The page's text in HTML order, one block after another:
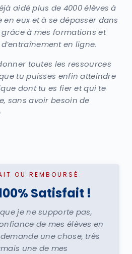
aidé plus de 4000 élèves à
eux et à se dépasser dans
à mes formations et
en ligne.
toutes les ressources
tu puisses enfin atteindre
dont tu es fier et qui te
sans avoir besoin de
OU REMBOURSÉ
Satisfait !
je ne supporte pas,
de mes élèves en
une chose, très
une de mes